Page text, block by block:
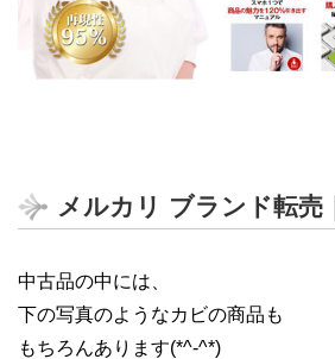
メルカリ ブランド転売
中古品の中には、
下の写真のようなカビの商品も
もちろんあります(*^-^*)